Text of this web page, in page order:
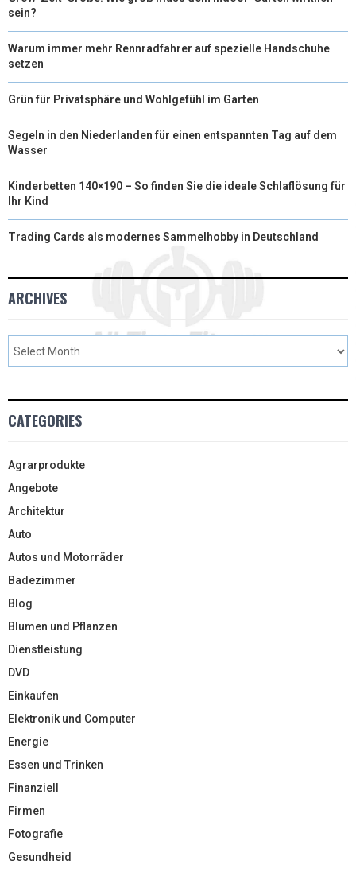
sein?
Warum immer mehr Rennradfahrer auf spezielle Handschuhe
setzen
Grün für Privatsphäre und Wohlgefühl im Garten
Segeln in den Niederlanden für einen entspannten Tag auf dem
Wasser
Kinderbetten 140×190 – So finden Sie die ideale Schlaflösung für
Ihr Kind
Trading Cards als modernes Sammelhobby in Deutschland
ARCHIVES
CATEGORIES
Agrarprodukte
Angebote
Architektur
Auto
Autos und Motorräder
Badezimmer
Blog
Blumen und Pflanzen
Dienstleistung
DVD
Einkaufen
Elektronik und Computer
Energie
Essen und Trinken
Finanziell
Firmen
Fotografie
Gesundheid